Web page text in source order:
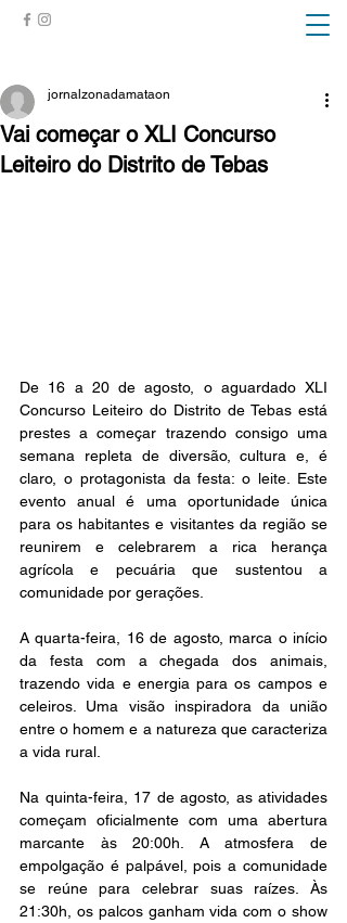
Vai começar o XLI Concurso
Leiteiro do Distrito de Tebas
jornalzonadamataon
De 16 a 20 de agosto, o aguardado XLI
Concurso Leiteiro do Distrito de Tebas está
prestes a começar trazendo consigo uma
semana repleta de diversão, cultura e, é
claro, o protagonista da festa: o leite. Este
evento anual é uma oportunidade única
para os habitantes e visitantes da região se
reunirem e celebrarem a rica herança
agrícola e pecuária que sustentou a
comunidade por gerações.
A quarta-feira, 16 de agosto, marca o início
da festa com a chegada dos animais,
trazendo vida e energia para os campos e
celeiros. Uma visão inspiradora da união
entre o homem e a natureza que caracteriza
a vida rural.
Na quinta-feira, 17 de agosto, as atividades
começam oficialmente com uma abertura
marcante às 20:00h. A atmosfera de
empolgação é palpável, pois a comunidade
se reúne para celebrar suas raízes. Às
21:30h, os palcos ganham vida com o show